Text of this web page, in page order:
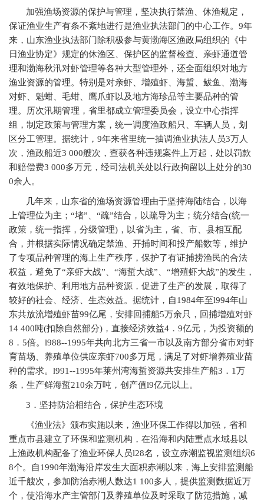
加强渔场资源的保护与管理，坚决执行禁渔、休渔规定，
保证渔业生产有条不紊地进行是渔业执法部门的中心工作。9年
来，山东渔业执法部门除积极参与黄渤海区渔政局组织的《中
日渔业协定》规定的休渔区、保护区的监督检查、亲虾通道管
理和渤海秋汛对虾管理等各种大型管理外，还全面组织对地方
渔业资源的管理。特别是对亲虾、增殖虾、海蜇、鲅鱼、渤海
对虾、魁蚶、毛蚶、鹰爪虾以及地方海珍品等主要品种的管
理。历次汛期管理，省里都成立管理委员会，设立中心指挥
组，制定政策与管理方案，统一调度渔政船只、车辆人员，划
区分工管理。据统计，9年来省里统一抽调渔业执法人员3万人
次，渔政船近3 000艘次，查获各种违规案件上万起，处以罚款
和赔偿费3 000多万元，经司法机关处以行政拘留以上处分的30
0余人。
几年来，山东省的渔场资源管理由于坚持海陆结合，以海
上管理位为主；“堵”、“疏”结合，以疏导为主；统分结合(统一
政策，统一指挥，分级管理)，以省为主，省、市、县相互配
合，并根据实际情况确定禁渔、开捕时间和投产船数等，维护
了专项品种管理的海上生产秩序，保护了有证捕捞渔民的合法
权益，避免了“亲虾大战”、“海蜇大战”、“增殖虾大战”的发生，
有效地保护、利用地方品种资源，促进了生产的发展，取得了
较好的社会、经济、生态效益。据统计，自1984年至l994年山
东共放流增殖虾苗99亿尾，安排回捕船5万余只，回捕增殖对虾
14 400吨(扣除自然部分)，直接经济效益4．9亿元，为投资额的
8．5倍。l988--1995年共向北方三省一市以及南方部分省市对虾
育苗场、养殖单位供应亲虾700多万尾，满足了对虾增养殖业苗
种的需求。l991--1995年莱州湾海蜇资源共安排生产船3．1万
条，生产鲜海蜇210余万吨，创产值l9亿元以上。
3 ．坚持防治相结合，保护生态环境
《渔业法》颁布实施以来，渔业环保工作得以加强，省和
重点市县建立了环保和监测机构，在沿海和内陆重点水域县以
上渔政机构配备了渔业环保人员l28名，设立赤潮监视监测组织6
8个。自1990年渤海沿岸发生大面积赤潮以来，海上安排监测船
近千艘次，参加防治赤潮人数达1 100多人，提供监测数据近万
个，使沿海水产主管部门及养殖单位及时采取了防范措施，减